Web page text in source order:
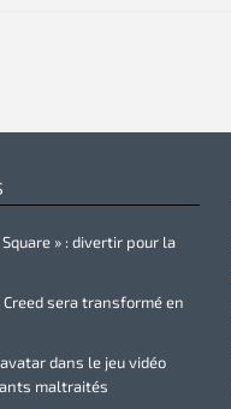
» : divertir pour la
Creed sera transformé en
dans le jeu vidéo
maltraités